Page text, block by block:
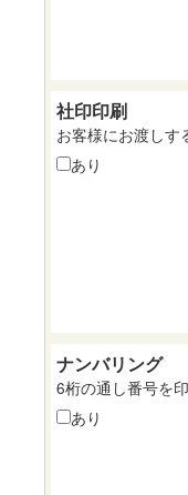
社印印刷
お客様にお渡しす
あり
ナンバリング
6桁の通し番号を印
あり